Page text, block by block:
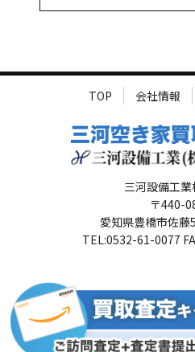
TOP 会社情報
三河設備工
〒440-
愛知県豊橋市佐藤
TEL:0532-61-0077